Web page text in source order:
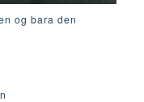
og bara den